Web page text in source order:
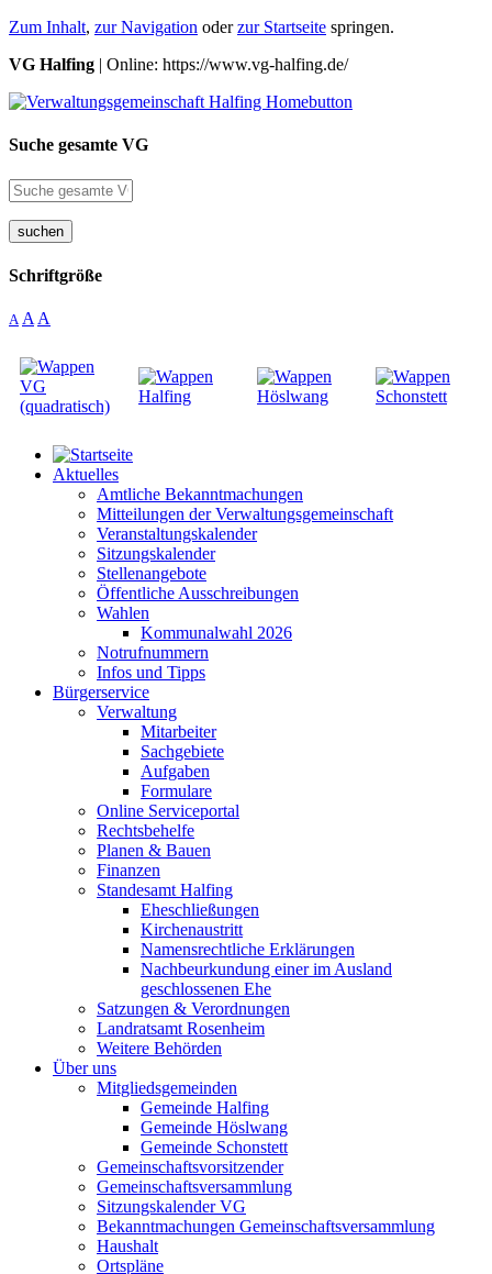
Zum Inhalt, zur Navigation oderzur Startseite springen.
VG Halfing | Online: https://www.vg-halfing.de/
Suche gesamte VG
suchen
Schriftgröße
A A A
Aktuelles
Amtliche Bekanntmachungen
Mitteilungen der Verwaltungsgemeinschaft
Veranstaltungskalender
Sitzungskalender
Stellenangebote
Öffentliche Ausschreibungen
Wahlen
Kommunalwahl 2026
Notrufnummern
Infos und Tipps
Bürgerservice
Verwaltung
Mitarbeiter
Sachgebiete
Aufgaben
Formulare
Online Serviceportal
Rechtsbehelfe
Planen & Bauen
Finanzen
Standesamt Halfing
Eheschließungen
Kirchenaustritt
Namensrechtliche Erklärungen
Nachbeurkundung einer im Ausland
geschlossenen Ehe
Satzungen & Verordnungen
Landratsamt Rosenheim
Weitere Behörden
Über uns
Mitgliedsgemeinden
Gemeinde Halfing
Gemeinde Höslwang
Gemeinde Schonstett
Gemeinschaftsvorsitzender
Gemeinschaftsversammlung
Sitzungskalender VG
Bekanntmachungen Gemeinschaftsversammlung
Haushalt
Ortspläne